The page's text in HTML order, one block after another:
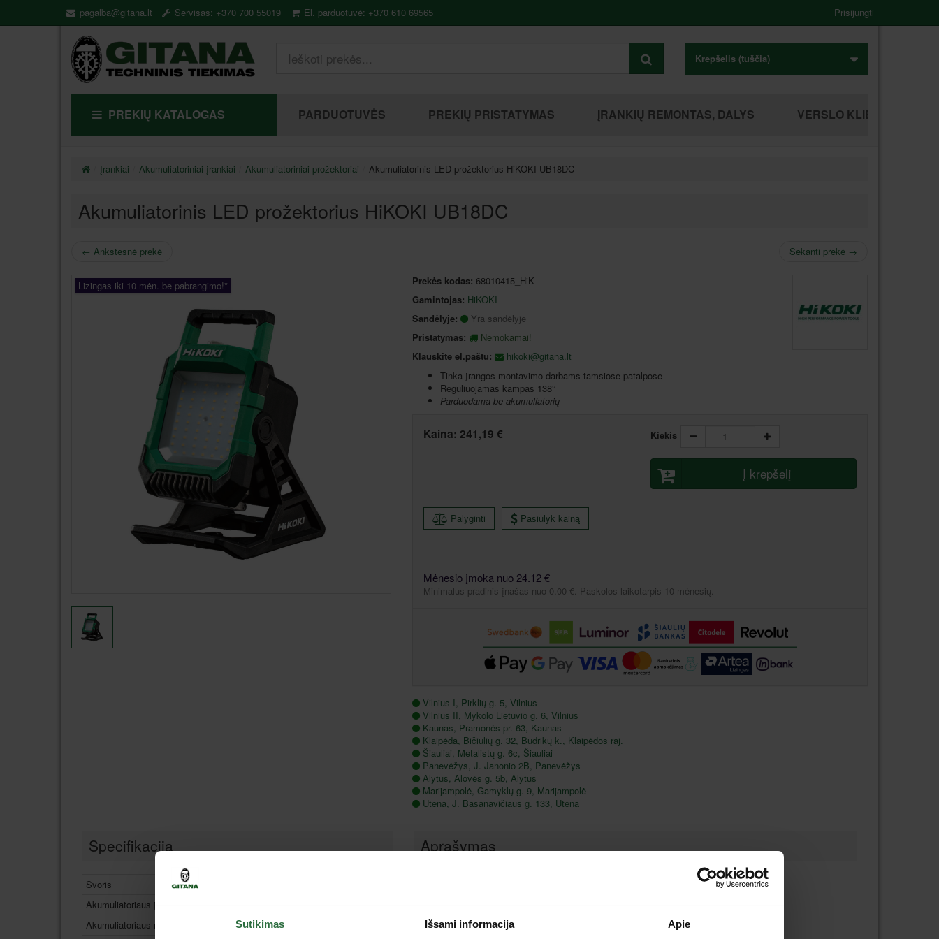
Sutikimas Išsami informacija Apie
pagalba@gitana.lt Servisas: +370 700 55019 El. parduotuvė: +370 610 69565 Prisijungti
Krepšelis (tuščia)
PREKIŲ KATALOGAS PARDUOTUVĖS PREKIŲ PRISTATYMAS ĮRANKIŲ REMONTAS, DALYS VERSLO KLIENTAMS
Įrankiai Akumuliatoriniai įrankiai Akumuliatoriniai prožektoriai Akumuliatorinis LED prožektorius HiKOKI UB18DC
Akumuliatorinis LED prožektorius HiKOKI UB18DC
← Ankstesnė prekė Sekanti prekė →
Lizingas iki 10 mėn. be pabrangimo!* Prekės kodas: 68010415_HiK
Gamintojas: HiKOKI
Sandėlyje:
Yra sandėlyje
Pristatymas:
Nemokamai!
Klauskite el.paštu:
hikoki@gitana.lt
Tinka įrangos montavimo darbams tamsiose patalpose
Reguliuojamas kampas 138°
Parduodama be akumuliatorių
Kaina: 241,19 € Kiekis
Į krepšelį
Palyginti Pasiūlyk kainą
Mėnesio įmoka nuo 24.12 €
Minimalus pradinis įnašas nuo 0.00 €. Paskolos laikotarpis 10 mėnesių.
Vilnius I, Pirklių g. 5, Vilnius
Vilnius II, Mykolo Lietuvio g. 6, Vilnius
Kaunas, Pramonės pr. 63, Kaunas
Klaipėda, Bičiulių g. 32, Budrikų k., Klaipėdos raj.
Šiauliai, Metalistų g. 6c, Šiauliai
Panevėžys, J. Janonio 2B, Panevėžys
Alytus, Alovės g. 5b, Alytus
Marijampolė, Gamyklų g. 9, Marijampolė
Utena, J. Basanavičiaus g. 133, Utena
Aprašymas
Galima tvirtinti ant sienos.
Specifikacija
Svoris
Akumuliatoriaus įtampa
18 V
Akumuliatoriaus medžiaga
Li-ion